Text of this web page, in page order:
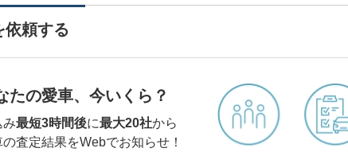
依頼する
たの愛車、今いくら？
み最短3時間後に最大20社から
査定結果をWebでお知らせ！